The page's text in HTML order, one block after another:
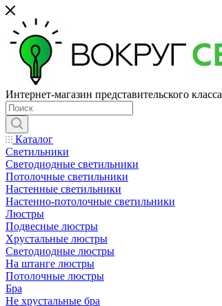
Интернет-магазин представительского класса
Каталог
Светильники
Светодиодные светильники
Потолочные светильники
Настенные светильники
Настенно-потолочные светильники
Люстры
Подвесные люстры
Хрустальные люстры
Светодиодные люстры
На штанге люстры
Потолочные люстры
Бра
Не хрустальные бра